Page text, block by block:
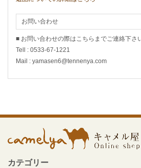
お問い合わせ
■ お問い合わせの際はこちらまでご連絡下さ
Tell : 0533-67-1221
Mail : yamasen6@tennenya.com
カテゴリー